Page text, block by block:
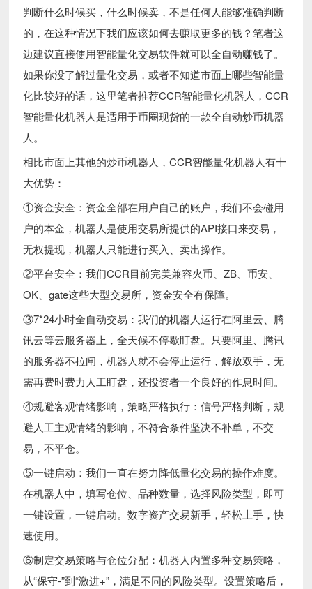
判断什么时候买，什么时候卖，不是任何人能够准确判断
的，在这种情况下我们应该如何去赚取更多的钱？笔者这
边建议直接使用智能量化交易软件就可以全自动赚钱了。
如果你没了解过量化交易，或者不知道市面上哪些智能量
化比较好的话，这里笔者推荐CCR智能量化机器人，CCR
智能量化机器人是适用于币圈现货的一款全自动炒币机器
人。
相比市面上其他的炒币机器人，CCR智能量化机器人有十
大优势：
①资金安全：资金全部在用户自己的账户，我们不会碰用
户的本金，机器人是使用交易所提供的API接口来交易，
无权提现，机器人只能进行买入、卖出操作。
②平台安全：我们CCR目前完美兼容火币、ZB、币安、
OK、gate这些大型交易所，资金安全有保障。
③7*24小时全自动交易：我们的机器人运行在阿里云、腾
讯云等云服务器上，全天候不停歇盯盘。只要阿里、腾讯
的服务器不拉闸，机器人就不会停止运行，解放双手，无
需再费时费力人工盯盘，还投资者一个良好的作息时间。
④规避客观情绪影响，策略严格执行：信号严格判断，规
避人工主观情绪的影响，不符合条件坚决不补单，不交
易，不平仓。
⑤一键启动：我们一直在努力降低量化交易的操作难度。
在机器人中，填写仓位、品种数量，选择风险类型，即可
一键设置，一键启动。数字资产交易新手，轻松上手，快
速使用。
⑥制定交易策略与仓位分配：机器人内置多种交易策略，
从“保守-”到“激进+”，满足不同的风险类型。设置策略后，